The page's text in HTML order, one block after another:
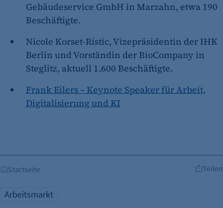
Gebäudeservice GmbH in Marzahn, etwa 190
Beschäftigte.
Nicole Korset-Ristic, Vizepräsidentin der IHK
Berlin und Vorständin der BioCompany in
Steglitz, aktuell 1.600 Beschäftigte.
Frank Eilers – Keynote Speaker für Arbeit,
Digitalisierung und KI
Startseite Teilen
Arbeitsmarkt